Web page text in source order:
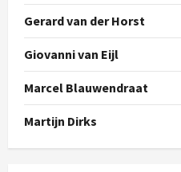
Gerard van der Horst
Giovanni van Eijl
Marcel Blauwendraat
Martijn Dirks